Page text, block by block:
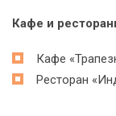
Кафе и
Кафе
Ресторан